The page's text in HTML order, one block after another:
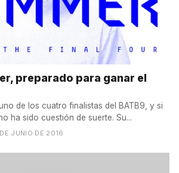
preparado para ganar el
de los cuatro finalistas del BATB9, y si
ha sido cuestión de suerte. Su...
JUNIO DE 2016